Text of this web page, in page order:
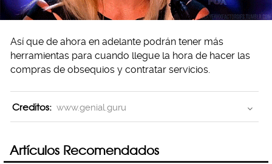
Así que de ahora en adelante podrán tener más
herramientas para cuando llegue la hora de hacer las
compras de obsequios y contratar servicios.
Creditos: www.genial.guru
Artículos Recomendados